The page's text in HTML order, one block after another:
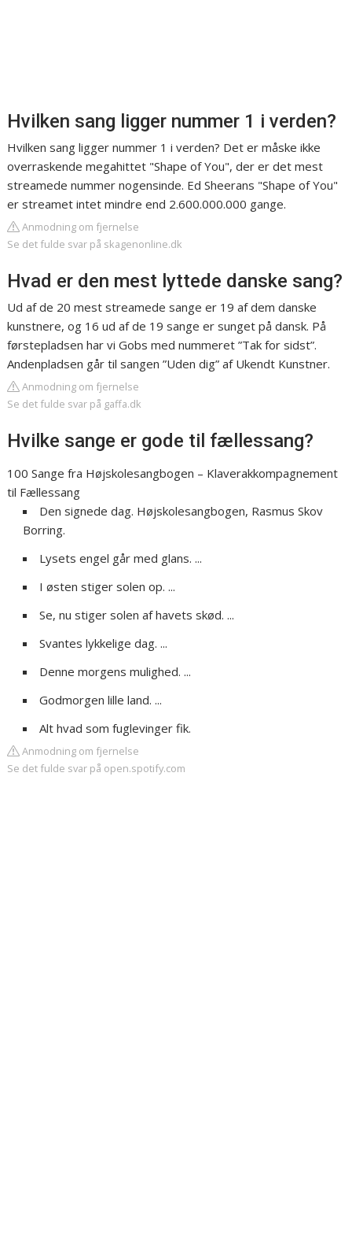
Hvilken sang ligger nummer 1 i verden?
Hvilken sang ligger nummer 1 i verden? Det er måske ikke
overraskende megahittet "Shape of You", der er det mest
streamede nummer nogensinde. Ed Sheerans "Shape of You"
er streamet intet mindre end 2.600.000.000 gange.
Anmodning om fjernelse
Se det fulde svar på skagenonline.dk
Hvad er den mest lyttede danske sang?
Ud af de 20 mest streamede sange er 19 af dem danske
kunstnere, og 16 ud af de 19 sange er sunget på dansk. På
førstepladsen har vi Gobs med nummeret ”Tak for sidst”.
Andenpladsen går til sangen ”Uden dig” af Ukendt Kunstner.
Anmodning om fjernelse
Se det fulde svar på gaffa.dk
Hvilke sange er gode til fællessang?
100 Sange fra Højskolesangbogen – Klaverakkompagnement
til Fællessang
Den signede dag. Højskolesangbogen, Rasmus Skov
Borring.
Lysets engel går med glans. ...
I østen stiger solen op. ...
Se, nu stiger solen af havets skød. ...
Svantes lykkelige dag. ...
Denne morgens mulighed. ...
Godmorgen lille land. ...
Alt hvad som fuglevinger fik.
Anmodning om fjernelse
Se det fulde svar på open.spotify.com